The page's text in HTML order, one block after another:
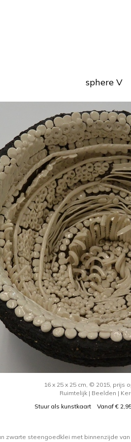
sphere V
16 x 25 x 25 cm, © 2015, prijs
Ruimtelijk | Beelden |
Stuur als kunstkaart Vanaf €
zwarte steengoedklei met binnenzijde